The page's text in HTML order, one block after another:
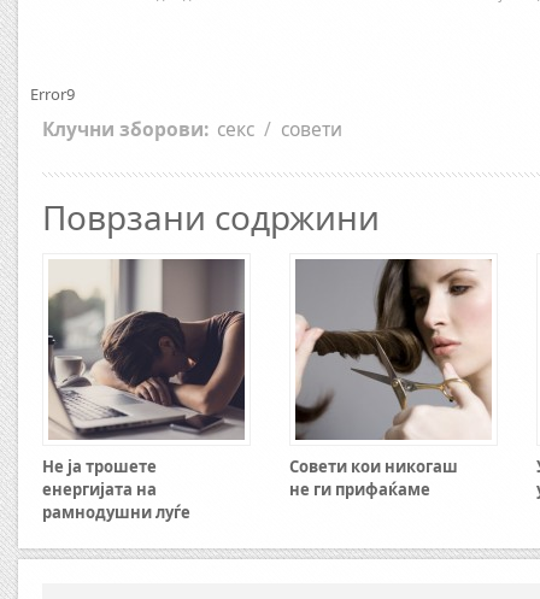
Error9
Клучни зборови: секс / совети
Поврзани содржини
Не ја трошете
енергијата на
рамнодушни луѓе
Совети кои никогаш
не ги прифаќаме